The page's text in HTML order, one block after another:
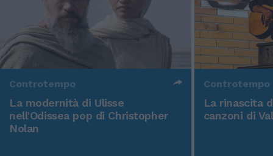
Controtempo
La modernità di Ulisse
nell'Odissea pop di Christopher
Nolan
Controtempo
La rinascita
canzoni di